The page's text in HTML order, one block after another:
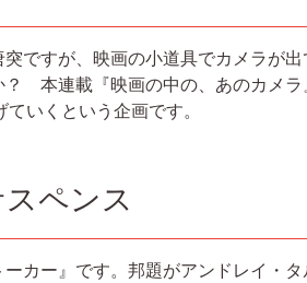
ですが、映画の小道具でカメラが
本連載『映画の中の、あのカメ
いくという企画です。
ペンス
カー』です。邦題がアンドレイ・